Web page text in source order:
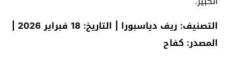
التصنيف: ريف دياسبورا | التاريخ: 18 فبراير 2026 |
المصدر: كفاح